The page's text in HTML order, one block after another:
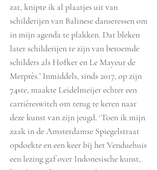
zat, knipte ik al plaatjes uit van
schilderijen van Balinese danseressen om
in mijn agenda te plakken. Dat bleken
later schilderijen te zijn van beroemde
schilders als Hofker en Le Mayeur de
Merprès.’ Inmiddels, sinds 2017, op zijn
74ste, maakte Leidelmeijer echter een
carrièreswitch om terug te keren naar
deze kunst van zijn jeugd. ‘Toen ik mijn
zaak in de Amsterdamse Spiegelstraat
opdoekte en een keer bij het Venduehuis
een lezing gaf over Indonesische kunst,